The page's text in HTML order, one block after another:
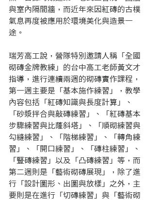
與室內隔間牆，而近年來因紅磚的古樸
氣息再度被應用於環境美化與造景一
途。
瑞芳高工說，營隊特別邀請人稱「全國
砌磚金牌教練」的台中高工老師黃文才
指導，進行連續兩週的砌磚實作課程，
第一週主要是「基本施作練習」，教學
內容包括「紅磚知識與長度計算」、
「砂漿拌合與敲磚練習」、「紅磚基本
步驟練習與比蕯斜塔」、「順砌練習與
勾縫練習」、「階梯練習」、「轉角練
習」、「開口練習」、「磚柱練習」、
「豎磚練習」以及「凸磚練習」等，而
第二週則是「藝術砌磚展現」，除了進
行「設計圖形、出圖與放樣」之外，主
要則是在進行「切磚練習」與「藝術砌